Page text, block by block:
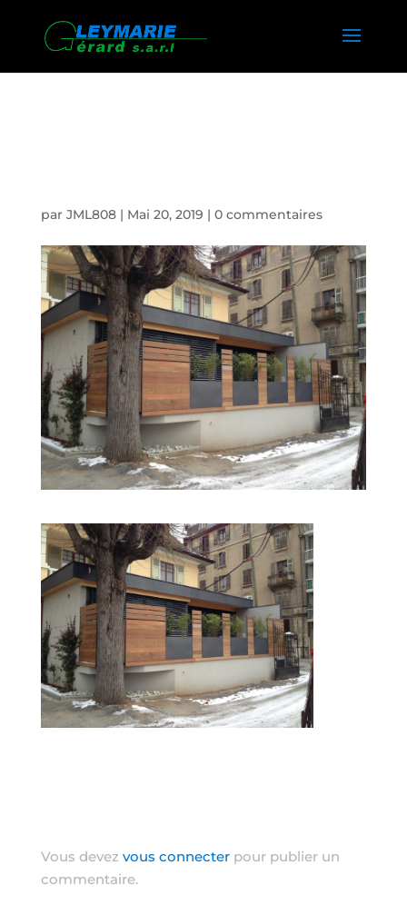
par JML808| Mai 20, 2019 | 0 commentaires
Vous devez vous connecterpour publier un
commentaire.